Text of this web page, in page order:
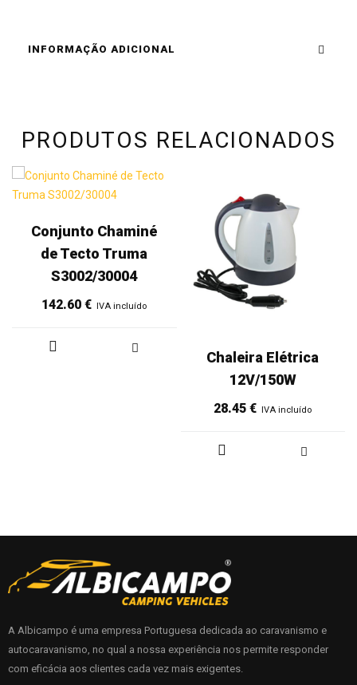
INFORMAÇÃO ADICIONAL
PRODUTOS RELACIONADOS
Conjunto Chaminé
de Tecto Truma
S3002/30004
142.60€ IVA incluído
Chaleira Elétrica
12V/150W
28.45€ IVA incluído
A Albicampo é uma empresa Portuguesa dedicada ao caravanismo e
autocaravanismo, no qual a nossa experiência nos permite responder
com eficácia aos clientes cada vez mais exigentes.